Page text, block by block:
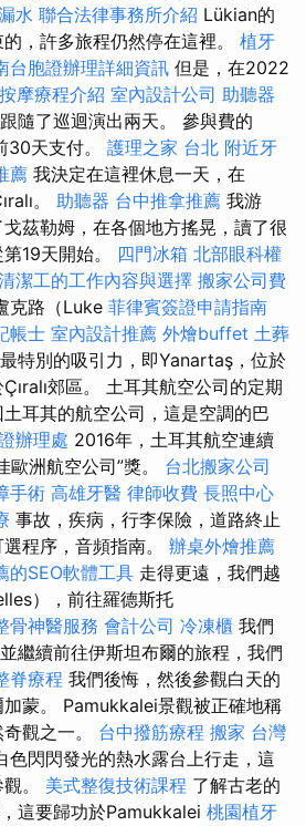
水 聯合法律事務所介紹 Lükian的
，許多旅程仍然停在這裡。 植牙
台胞證辦理詳細資訊 但是，在2022
按摩療程介紹 室內設計公司 助聽器
隨了巡迴演出兩天。 參與費的
30天支付。 護理之家 台北 附近牙
薦 我決定在這裡休息一天，在
。 助聽器 台中推拿推薦 我游
茲勒姆，在各個地方搖晃，讀了很
19天開始。 四門冰箱 北部眼科權
潔工的工作內容與選擇 搬家公司費
克路（Luke 菲律賓簽證申請指南
帳士 室內設計推薦 外燴buffet 土葬
特別的吸引力，即Yanartaş，位於
郊區。 土耳其航空公司的定期
耳其的航空公司，這是空調的巴
辦理處 2016年，土耳其航空連續
歐洲航空公司”獎。 台北搬家公司
手術 高雄牙醫 律師收費 長照中心
事故，疾病，行李保險，道路終止
程序，音頻指南。 辦桌外燴推薦
的SEO軟體工具 走得更遠，我們越
），前往羅德斯托
骨神醫服務 會計公司 冷凍櫃 我們
繼續前往伊斯坦布爾的旅程，我們
脊療程 我們後悔，然後參觀白天的
蒙。 Pamukkalei景觀被正確地稱
觀之一。 台中撥筋療程 搬家 台灣
色閃閃發光的熱水露台上行走，這
。 美式整復技術課程 了解古老的
這要歸功於Pamukkalei 桃園植牙